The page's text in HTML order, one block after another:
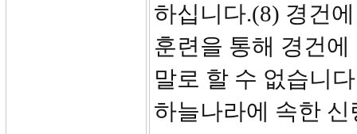
하십니다.(8) 경건
훈련을 통해 경건
말로 할 수 없습니
하늘나라에 속한